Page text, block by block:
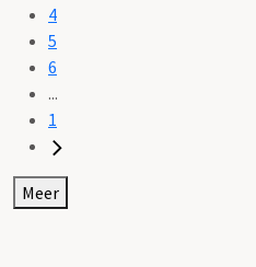
4
5
6
...
1
Meer